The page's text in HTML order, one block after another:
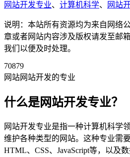
网站开发专业、 计算机科学、 网站
说明：本站所有资源均为来自网络
章或者网站内容涉及版权请发至邮箱
我们以便及时处理。
70879
网站网站开发的专业
什么是网站开发专业？
网站开发专业是指一种计算机科学
维护各种类型的网站。这种专业需
HTML、CSS、JavaScript等，以及